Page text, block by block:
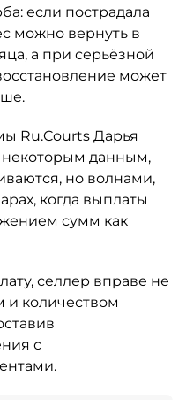
если пострадала
можно вернуть в
а при серьёзной
может
Ru.Courts Дарья
некоторым данным,
но волнами,
когда выплаты
сумм как
селлер вправе не
и количеством
с